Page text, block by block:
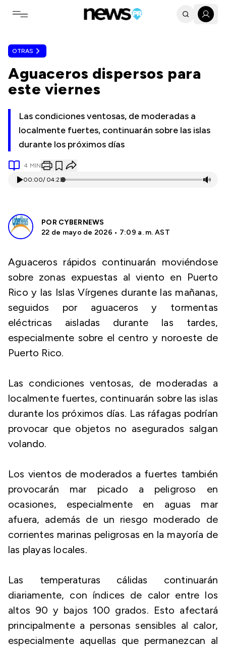
Toggle navigation menu
OTRAS
Aguaceros dispersos para
este viernes
Las condiciones ventosas, de moderadas a
localmente fuertes, continuarán sobre las islas
durante los próximos días
4 MIN
00:00/ 04:23
POR CYBERNEWS
22 de mayo de 2026 • 7:09 a. m. AST
Aguaceros rápidos continuarán moviéndose
sobre zonas expuestas al viento en Puerto
Rico y las Islas Vírgenes durante las mañanas,
seguidos por aguaceros y tormentas
eléctricas aisladas durante las tardes,
especialmente sobre el centro y noroeste de
Puerto Rico.
Las condiciones ventosas, de moderadas a
localmente fuertes, continuarán sobre las islas
durante los próximos días. Las ráfagas podrían
provocar que objetos no asegurados salgan
volando.
Los vientos de moderados a fuertes también
provocarán mar picado a peligroso en
ocasiones, especialmente en aguas mar
afuera, además de un riesgo moderado de
corrientes marinas peligrosas en la mayoría de
las playas locales.
Las temperaturas cálidas continuarán
diariamente, con índices de calor entre los
altos 90 y bajos 100 grados. Esto afectará
principalmente a personas sensibles al calor,
especialmente aquellas que permanezcan al